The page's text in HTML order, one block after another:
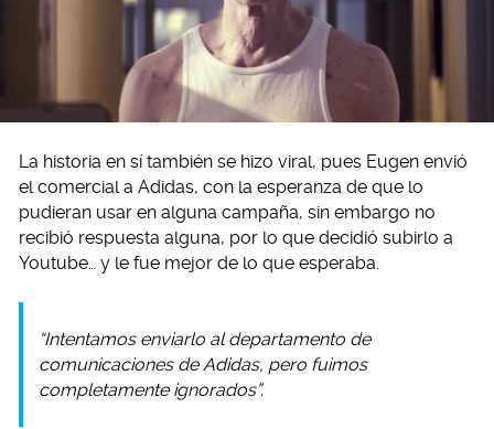
La historia en sí también se hizo viral, pues Eugen envió
el comercial a Adidas, con la esperanza de que lo
pudieran usar en alguna campaña, sin embargo no
recibió respuesta alguna, por lo que decidió subirlo a
Youtube… y le fue mejor de lo que esperaba.
“Intentamos enviarlo al departamento de
comunicaciones de Adidas, pero fuimos
completamente ignorados”.